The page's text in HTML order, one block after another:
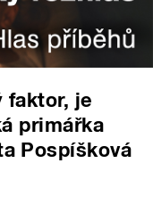
faktor, je
primářka
Pospíšková